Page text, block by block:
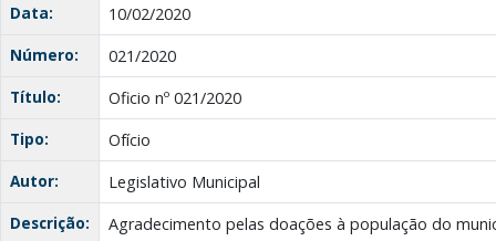
Data:
10/02/2020
Número:
021/2020
Título:
Oficio nº 021/2020
Tipo:
Ofício
Autor:
Legislativo Municipal
Descrição:
Agradecimento pelas doações à população do